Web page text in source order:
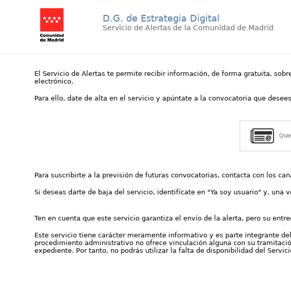
D.G. de Estrategia Digital
Servicio de Alertas de la Comunidad de Madrid
El Servicio de Alertas te permite recibir información, de forma gratuita,
electrónico.
Para ello, date de alta en el servicio y apúntate a la convocatoria que
Para suscribirte a la previsión de futuras convocatorias, contacta con los
Si deseas darte de baja del servicio, identifícate en "Ya soy usuario" y, una
Ten en cuenta que este servicio garantiza el envío de la alerta, pero su
Este servicio tiene carácter meramente informativo y es parte integrante
procedimiento administrativo no ofrece vinculación alguna con su
expediente. Por tanto, no podrás utilizar la falta de disponibilidad del